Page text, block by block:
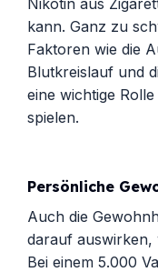
kann. Ganz zu
Faktoren wie die
Blutkreislauf und
eine wichtige
spielen.
Persönliche
Auch die
darauf auswirken,
Bei einem 5.000